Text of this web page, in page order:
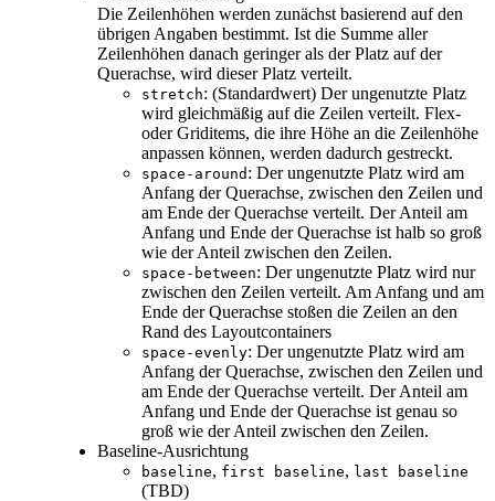
Die Zeilenhöhen werden zunächst basierend auf den
übrigen Angaben bestimmt. Ist die Summe aller
Zeilenhöhen danach geringer als der Platz auf der
Querachse, wird dieser Platz verteilt.
stretch: (Standardwert) Der ungenutzte Platz
wird gleichmäßig auf die Zeilen verteilt. Flex-
oder Griditems, die ihre Höhe an die Zeilenhöhe
anpassen können, werden dadurch gestreckt.
space-around : Der ungenutzte Platz wird am
Anfang der Querachse, zwischen den Zeilen und
am Ende der Querachse verteilt. Der Anteil am
Anfang und Ende der Querachse ist halb so groß
wie der Anteil zwischen den Zeilen.
space-between: Der ungenutzte Platz wird nur
zwischen den Zeilen verteilt. Am Anfang und am
Ende der Querachse stoßen die Zeilen an den
Rand des Layoutcontainers
space-evenly: Der ungenutzte Platz wird am
Anfang der Querachse, zwischen den Zeilen und
am Ende der Querachse verteilt. Der Anteil am
Anfang und Ende der Querachse ist genau so
groß wie der Anteil zwischen den Zeilen.
Baseline-Ausrichtung
baseline, first baseline, last baseline
(TBD)